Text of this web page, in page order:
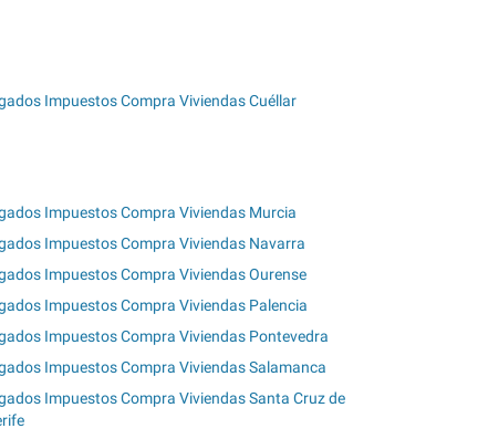
Impuestos Compra Viviendas Cuéllar
Impuestos Compra Viviendas Murcia
Impuestos Compra Viviendas Navarra
Impuestos Compra Viviendas Ourense
Impuestos Compra Viviendas Palencia
Impuestos Compra Viviendas Pontevedra
Impuestos Compra Viviendas Salamanca
Impuestos Compra Viviendas Santa Cruz de